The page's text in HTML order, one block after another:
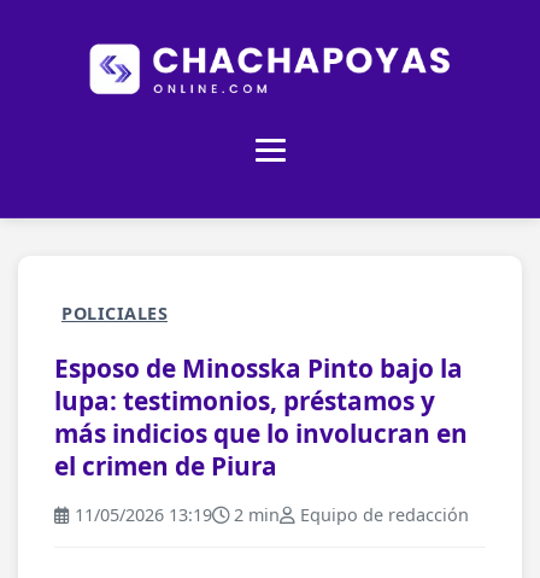
POLICIALES
Esposo de Minosska Pinto bajo la
lupa: testimonios, préstamos y
más indicios que lo involucran en
el crimen de Piura
11/05/2026 13:19 2 min Equipo de redacción